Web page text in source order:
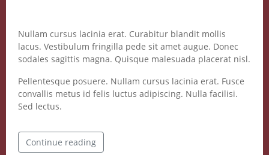
Nullam cursus lacinia erat. Curabitur blandit mollis
lacus. Vestibulum fringilla pede sit amet augue. Donec
sodales sagittis magna. Quisque malesuada placerat nisl.
Pellentesque posuere. Nullam cursus lacinia erat. Fusce
convallis metus id felis luctus adipiscing. Nulla facilisi.
Sed lectus.
Continue reading